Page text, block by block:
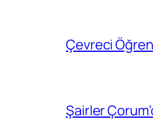
Çevreci
Şairler